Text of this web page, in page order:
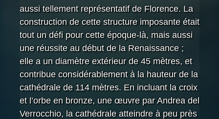
aussi tellement représentatif de Florence. La
construction de cette structure imposante était
tout un défi pour cette époque-là, mais aussi
une réussite au début de la Renaissance ;
elle a un diamètre extérieur de 45 mètres, et
contribue considérablement à la hauteur de la
cathédrale de 114 mètres. En incluant la croix
et l’orbe en bronze, une œuvre par Andrea del
Verrocchio, la cathédrale atteindre à peu près